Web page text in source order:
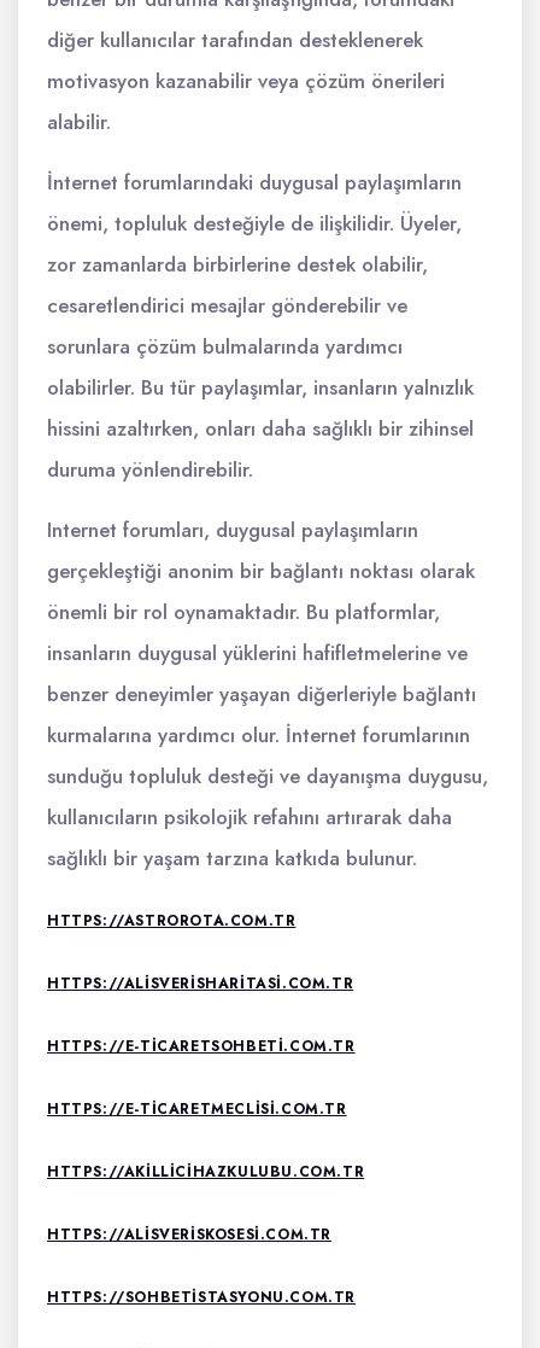
diğer kullanıcılar tarafından desteklenerek
motivasyon kazanabilir veya çözüm önerileri
alabilir.
İnternet forumlarındaki duygusal paylaşımların
önemi, topluluk desteğiyle de ilişkilidir. Üyeler,
zor zamanlarda birbirlerine destek olabilir,
cesaretlendirici mesajlar gönderebilir ve
sorunlara çözüm bulmalarında yardımcı
olabilirler. Bu tür paylaşımlar, insanların yalnızlık
hissini azaltırken, onları daha sağlıklı bir zihinsel
duruma yönlendirebilir.
Internet forumları, duygusal paylaşımların
gerçekleştiği anonim bir bağlantı noktası olarak
önemli bir rol oynamaktadır. Bu platformlar,
insanların duygusal yüklerini hafifletmelerine ve
benzer deneyimler yaşayan diğerleriyle bağlantı
kurmalarına yardımcı olur. İnternet forumlarının
sunduğu topluluk desteği ve dayanışma duygusu,
kullanıcıların psikolojik refahını artırarak daha
sağlıklı bir yaşam tarzına katkıda bulunur.
HTTPS://ASTROROTA.COM.TR
HTTPS://ALISVERISHARITASI.COM.TR
HTTPS://E-TICARETSOHBETI.COM.TR
HTTPS://E-TICARETMECLISI.COM.TR
HTTPS://AKILLICIHAZKULUBU.COM.TR
HTTPS://ALISVERISKOSESI.COM.TR
HTTPS://SOHBETISTASYONU.COM.TR